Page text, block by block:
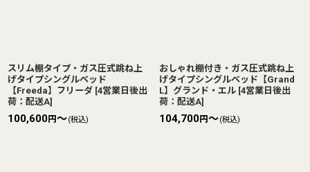
スリム棚タイプ・ガス圧式跳ね上
げタイプシングルベッド
【Freeda】フリーダ [4営業日後出
荷：配送A]
100,600円～(税込)
おしゃれ棚付き・ガス圧式跳ね上
げタイプシングルベッド【Grand
L】グランド・エル [4営業日後出
荷：配送A]
104,700円～(税込)